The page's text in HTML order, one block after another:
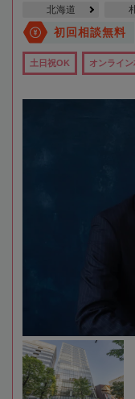
北海道
初回相談無料
土日祝OK オンライ